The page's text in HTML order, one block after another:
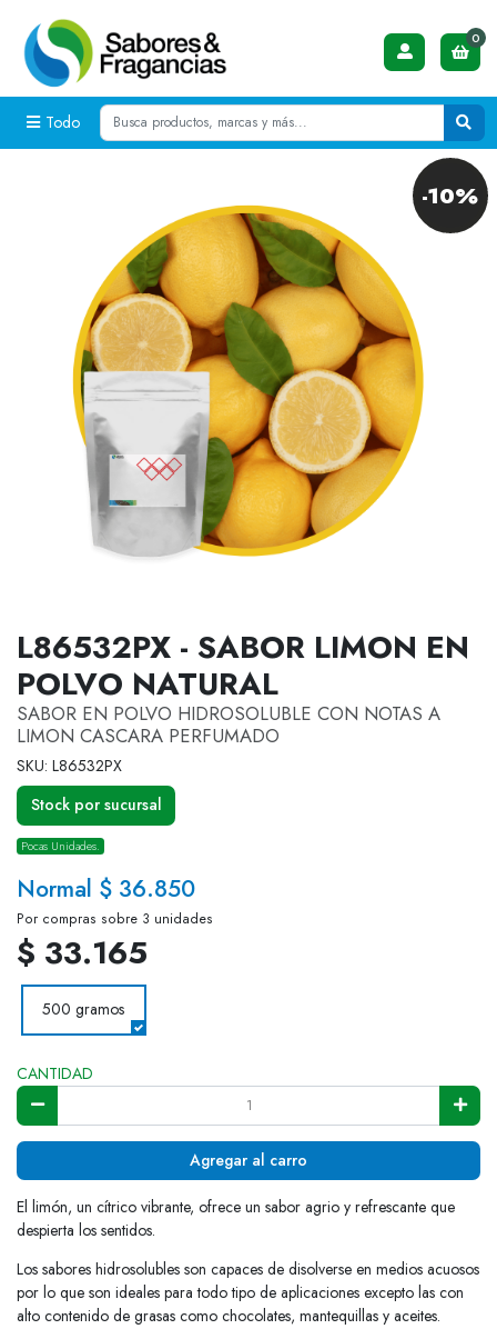
Todo
0
-10%
L86532PX - SABOR LIMON EN
POLVO NATURAL
SABOR EN POLVO HIDROSOLUBLE CON NOTAS A
LIMON CASCARA PERFUMADO
SKU: L86532PX
Stock por sucursal
Pocas Unidades.
Normal $ 36.850
Por compras sobre 3 unidades
$ 33.165
500 gramos
CANTIDAD
Agregar al carro
El limón, un cítrico vibrante, ofrece un sabor agrio y refrescante que
despierta los sentidos.
Los sabores hidrosolubles son capaces de disolverse en medios acuosos
por lo que son ideales para todo tipo de aplicaciones excepto las con
alto contenido de grasas como chocolates, mantequillas y aceites.